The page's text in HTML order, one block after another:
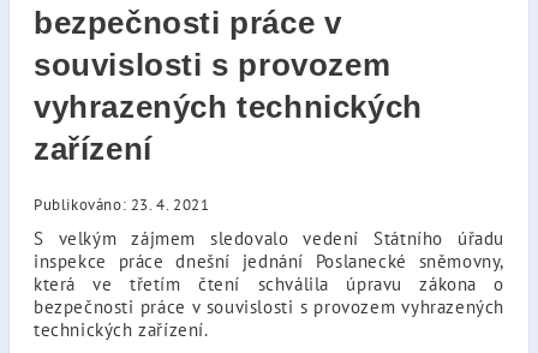
bezpečnosti práce v
souvislosti s provozem
vyhrazených technických
zařízení
Publikováno: 23. 4. 2021
S velkým zájmem sledovalo vedení Státního úřadu
inspekce práce dnešní jednání Poslanecké sněmovny,
která ve třetím čtení schválila úpravu zákona o
bezpečnosti práce v souvislosti s provozem vyhrazených
technických zařízení.